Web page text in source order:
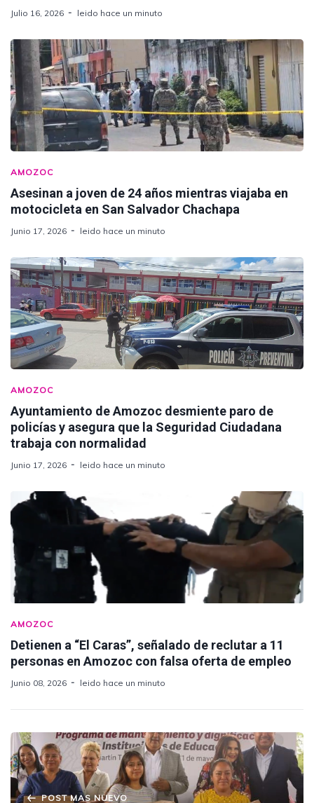
Julio 16, 2026 leido hace un minuto
AMOZOC
Asesinan a joven de 24 años mientras viajaba en
motocicleta en San Salvador Chachapa
Junio 17, 2026 leido hace un minuto
AMOZOC
Ayuntamiento de Amozoc desmiente paro de
policías y asegura que la Seguridad Ciudadana
trabaja con normalidad
Junio 17, 2026 leido hace un minuto
AMOZOC
Detienen a “El Caras”, señalado de reclutar a 11
personas en Amozoc con falsa oferta de empleo
Junio 08, 2026 leido hace un minuto
POST MAS NUEVO